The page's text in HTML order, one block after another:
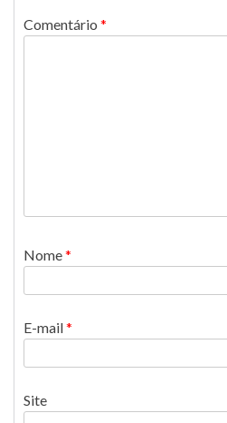
Comentário *
Nome*
E-mail*
Site